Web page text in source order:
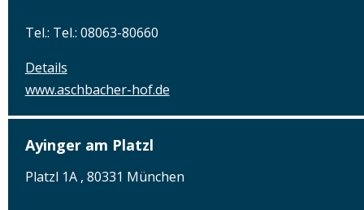
Tel.: Tel.: 08063-80660
Details
www.aschbacher-hof.de
Ayinger am Platzl
Platzl 1A , 80331 München